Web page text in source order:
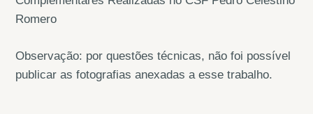
Romero
Observação: por questões técnicas, não foi possível
publicar as fotografias anexadas a esse trabalho.